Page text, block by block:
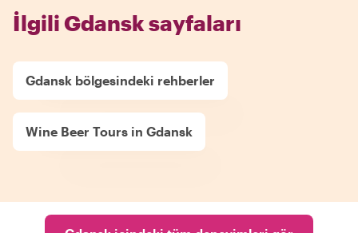
İlgili Gdansk sayfaları
Gdansk bölgesindeki rehberler
Wine Beer Tours in Gdansk